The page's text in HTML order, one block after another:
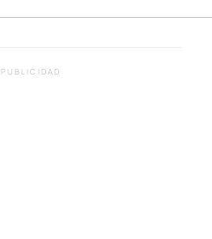
PUBLICIDAD